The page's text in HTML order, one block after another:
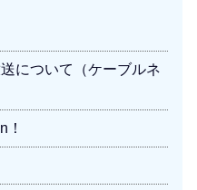
について（ケーブルネ
！